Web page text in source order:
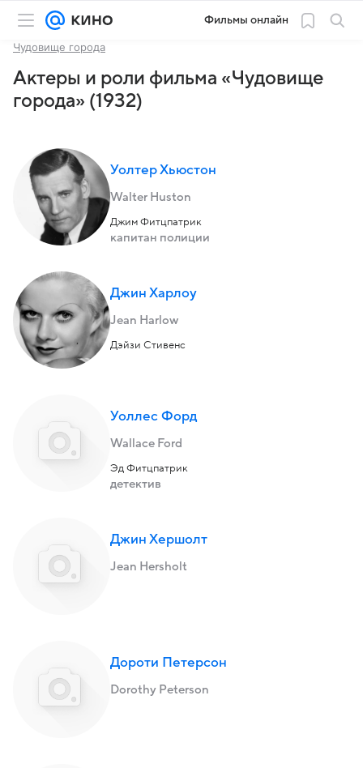
Фильмы онлайн
Чудовище города
Актеры и роли фильма «Чудовище
города» (1932)
Уолтер Хьюстон
Walter Huston
Джим Фитцпатрик
капитан полиции
Джин Харлоу
Jean Harlow
Дэйзи Стивенс
Уоллес Форд
Wallace Ford
Эд Фитцпатрик
детектив
Джин Хершолт
Jean Hersholt
Дороти Петерсон
Dorothy Peterson